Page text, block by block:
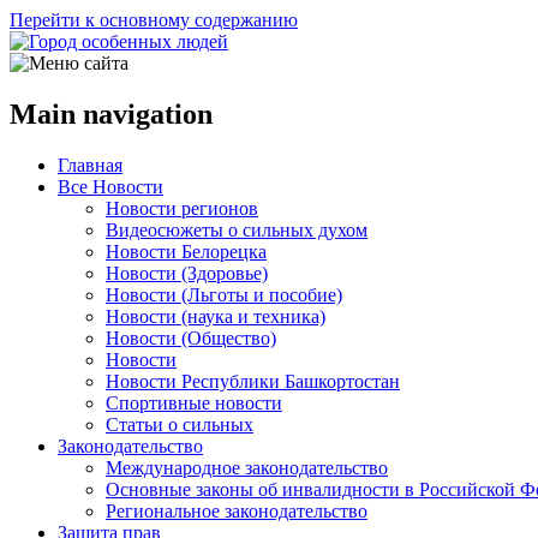
Перейти к основному содержанию
Main navigation
Главная
Все Новости
Новости регионов
Видеосюжеты о сильных духом
Новости Белорецка
Новости (Здоровье)
Новости (Льготы и пособие)
Новости (наука и техника)
Новости (Общество)
Новости
Новости Республики Башкортостан
Спортивные новости
Статьи о сильных
Законодательство
Международное законодательство
Основные законы об инвалидности в Российской
Региональное законодательство
Защита прав